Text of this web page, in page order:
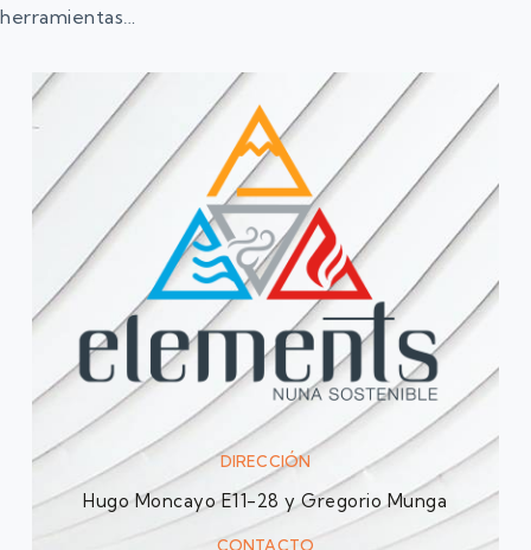
herramientas…
DIRECCIÓN
Hugo Moncayo E11-28 y Gregorio Munga
CONTACTO